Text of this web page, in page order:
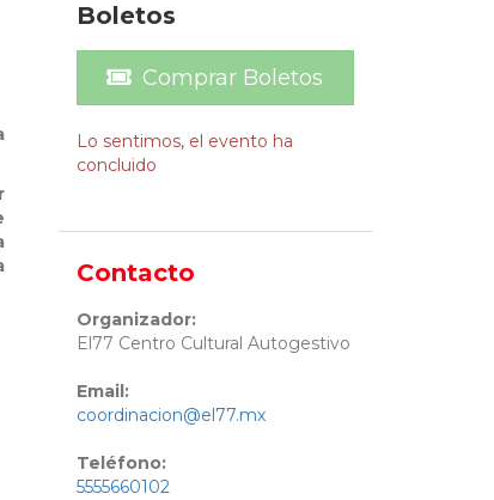
Boletos
Comprar Boletos
Lo sentimos, el evento ha
concluido
Contacto
Organizador:
El77 Centro Cultural Autogestivo
Email:
coordinacion@el77.mx
Teléfono:
5555660102